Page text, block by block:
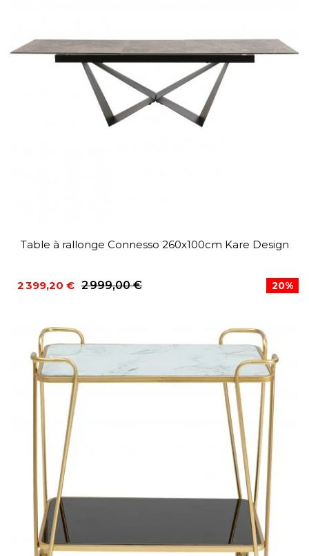
Table à rallonge Connesso 260x100cm Kare Design
2 999,00 €
2 399,20 € 20%